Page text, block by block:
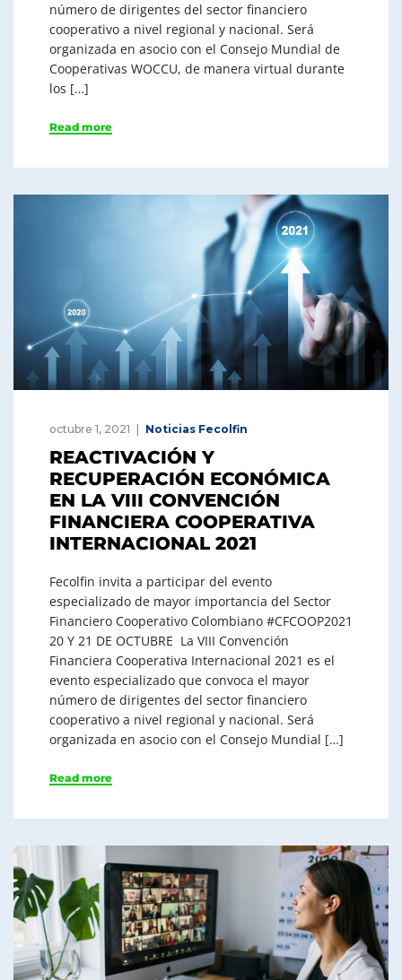
número de dirigentes del sector financiero
cooperativo a nivel regional y nacional. Será
organizada en asocio con el Consejo Mundial de
Cooperativas WOCCU, de manera virtual durante
los […]
Read more
octubre 1, 2021 Noticias Fecolfin
REACTIVACIÓN Y
RECUPERACIÓN ECONÓMICA
EN LA VIII CONVENCIÓN
FINANCIERA COOPERATIVA
INTERNACIONAL 2021
Fecolfin invita a participar del evento
especializado de mayor importancia del Sector
Financiero Cooperativo Colombiano #CFCOOP2021
20 Y 21 DE OCTUBRE La VIII Convención
Financiera Cooperativa Internacional 2021 es el
evento especializado que convoca el mayor
número de dirigentes del sector financiero
cooperativo a nivel regional y nacional. Será
organizada en asocio con el Consejo Mundial […]
Read more